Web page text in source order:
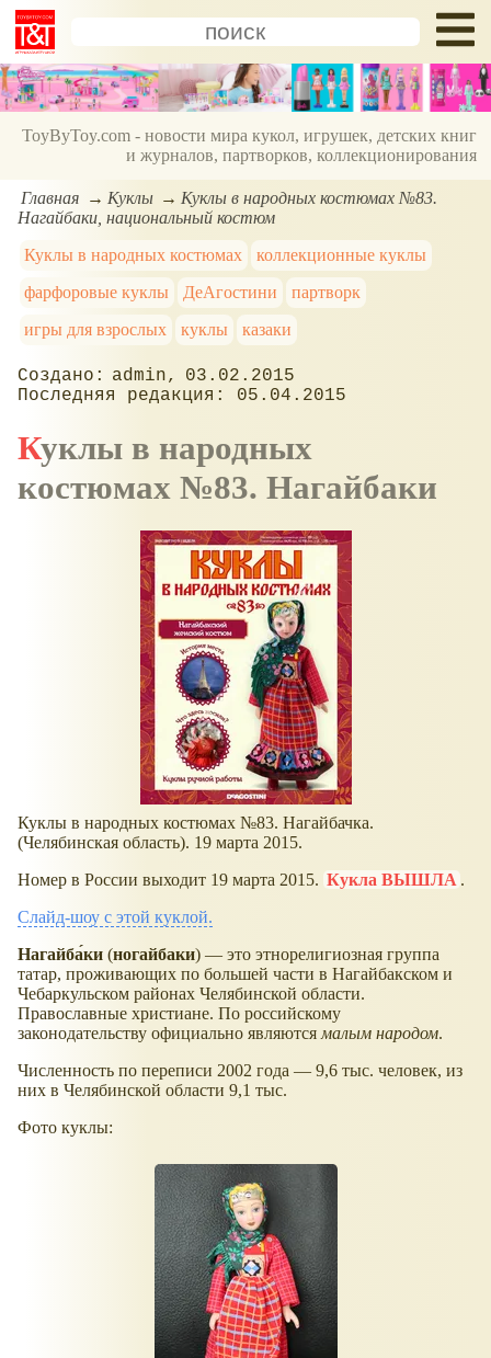
ToyByToy.com - новости мира кукол, игрушек, детских книг
и журналов, партворков, коллекционирования
Главная Куклы
Куклы в народных костюмах №83.
Нагайбаки, национальный костюм
Куклы в народных костюмах
коллекционные куклы
фарфоровые куклы
ДеАгостини
партворк
игры для взрослых
куклы казаки
admin
03.02.2015
05.04.2015
Куклы в народных
костюмах №83. Нагайбаки
Куклы в народных костюмах №83. Нагайбачка.
(Челябинская область). 19 марта 2015.
Номер в России выходит 19 марта 2015. Кукла ВЫШЛА .
Слайд-шоу с этой куклой.
Нагайба́ки (ногайбаки) — это этнорелигиозная группа
татар, проживающих по большей части в Нагайбакском и
Чебаркульском районах Челябинской области.
Православные христиане. По российскому
законодательству официально являются малым народом.
Численность по переписи 2002 года — 9,6 тыс. человек, из
них в Челябинской области 9,1 тыс.
Фото куклы: